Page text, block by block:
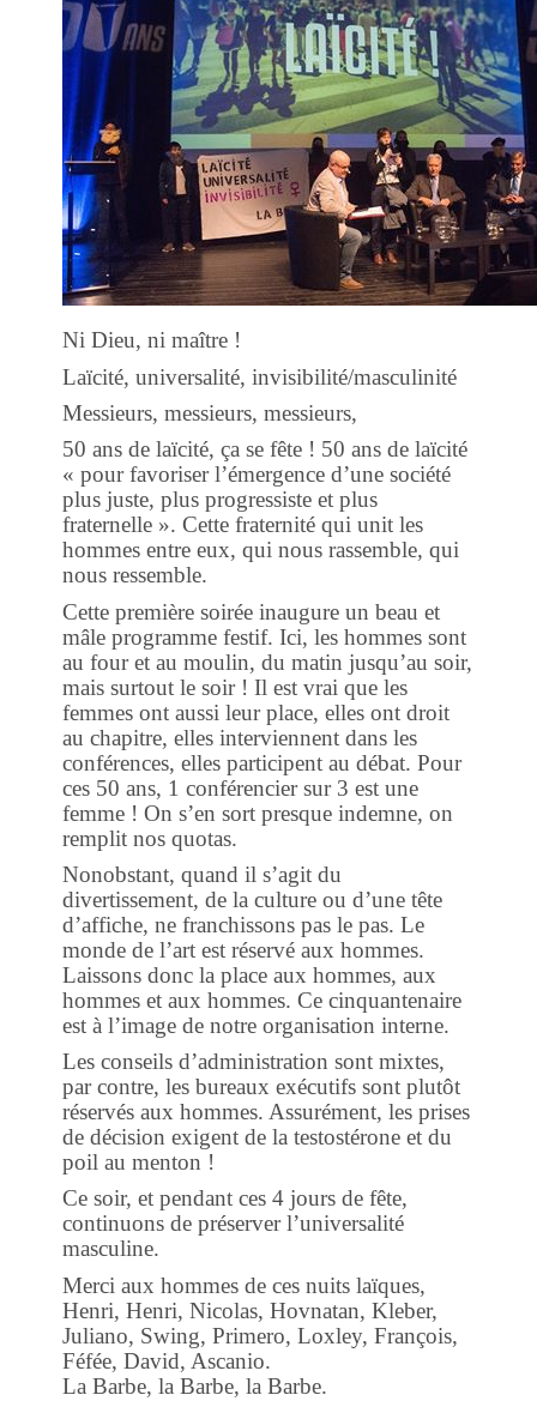
Ni Dieu, ni maître !
Laïcité, universalité, invisibilité/masculinité
Messieurs, messieurs, messieurs,
50 ans de laïcité, ça se fête ! 50 ans de laïcité
« pour favoriser l’émergence d’une société
plus juste, plus progressiste et plus
fraternelle ». Cette fraternité qui unit les
hommes entre eux, qui nous rassemble, qui
nous ressemble.
Cette première soirée inaugure un beau et
mâle programme festif. Ici, les hommes sont
au four et au moulin, du matin jusqu’au soir,
mais surtout le soir ! Il est vrai que les
femmes ont aussi leur place, elles ont droit
au chapitre, elles interviennent dans les
conférences, elles participent au débat. Pour
ces 50 ans, 1 conférencier sur 3 est une
femme ! On s’en sort presque indemne, on
remplit nos quotas.
Nonobstant, quand il s’agit du
divertissement, de la culture ou d’une tête
d’affiche, ne franchissons pas le pas. Le
monde de l’art est réservé aux hommes.
Laissons donc la place aux hommes, aux
hommes et aux hommes. Ce cinquantenaire
est à l’image de notre organisation interne.
Les conseils d’administration sont mixtes,
par contre, les bureaux exécutifs sont plutôt
réservés aux hommes. Assurément, les prises
de décision exigent de la testostérone et du
poil au menton !
Ce soir, et pendant ces 4 jours de fête,
continuons de préserver l’universalité
masculine.
Merci aux hommes de ces nuits laïques,
Henri, Henri, Nicolas, Hovnatan, Kleber,
Juliano, Swing, Primero, Loxley, François,
Féfée, David, Ascanio.
La Barbe, la Barbe, la Barbe.